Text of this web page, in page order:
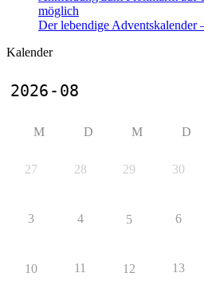
möglich
Der lebendige Adventskalender
Kalender
M D M D
27 28 29 30
3 4 5 6
10 11 12 13